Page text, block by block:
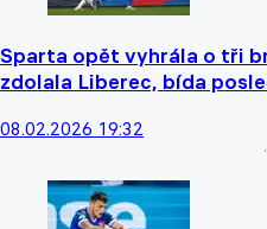
Sparta opět vyhrála o tři
zdolala Liberec, bída
08.02.2026 19:32